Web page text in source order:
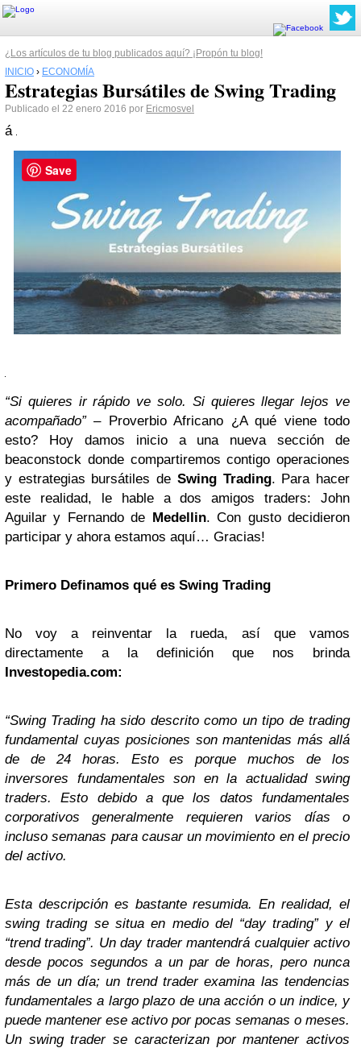
¿Los artículos de tu blog publicados aquí? ¡Propón tu blog!
INICIO › ECONOMÍA
Estrategias Bursátiles de Swing Trading
Publicado el 22 enero 2016 por Ericmosvel
á
“Si quieres ir rápido ve solo. Si quieres llegar lejos ve
acompañado”– Proverbio Africano ¿A qué viene todo
esto? Hoy damos inicio a una nueva sección de
beaconstock donde compartiremos contigo operaciones
y estrategias bursátiles de Swing Trading. Para hacer
este realidad, le hable a dos amigos traders: John
Aguilar y Fernando de Medellin. Con gusto decidieron
participar y ahora estamos aquí… Gracias!
Primero Definamos qué es Swing Trading
No voy a reinventar la rueda, así que vamos
directamente a la definición que nos brinda
Investopedia.com:
“Swing Trading ha sido descrito como un tipo de trading
fundamental cuyas posiciones son mantenidas más allá
de de 24 horas. Esto es porque muchos de los
inversores fundamentales son en la actualidad swing
traders. Esto debido a que los datos fundamentales
corporativos generalmente requieren varios días o
incluso semanas para causar un movimiento en el precio
del activo.
Esta descripción es bastante resumida. En realidad, el
swing trading se situa en medio del “day trading” y el
“trend trading”. Un day trader mantendrá cualquier activo
desde pocos segundos a un par de horas, pero nunca
más de un día; un trend trader examina las tendencias
fundamentales a largo plazo de una acción o un indice, y
puede mantener ese activo por pocas semanas o meses.
Un swing trader se caracterizan por mantener activos
Save